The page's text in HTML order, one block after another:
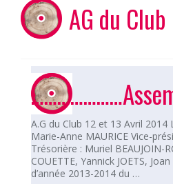
AG du Club
A.G du Club 12 et 13 Avril
Marie-Anne MAURICE Vice-
Trésorière : Muriel BEAUJOIN-
COUETTE, Yannick JOETS,
d’année 2013-2014 du …